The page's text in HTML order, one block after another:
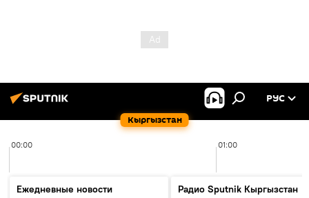
Кыргызстан
РУС
00:00 01:00
Ежедневные новости
Радио Sputnik Кыргызстан